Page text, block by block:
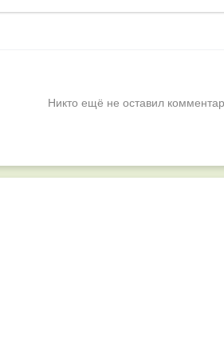
Никто ещё не оставил